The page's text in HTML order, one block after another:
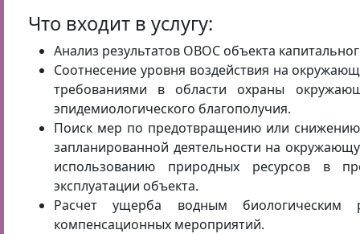
Что входит в услугу:
Анализ результатов ОВОС объекта
Соотнесение уровня воздействия на
требованиями в области охраны
эпидемиологического благополучия.
Поиск мер по предотвращению или снижению
запланированной деятельности на
использованию природных ресурсов в
эксплуатации объекта.
Расчет ущерба водным биологическим
компенсационных мероприятий.